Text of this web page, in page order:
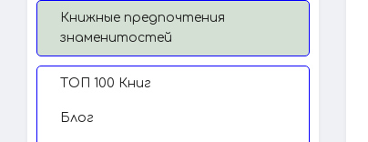
Книжные предпочтения
знаменитостей
TОП 100 Книг
Блог